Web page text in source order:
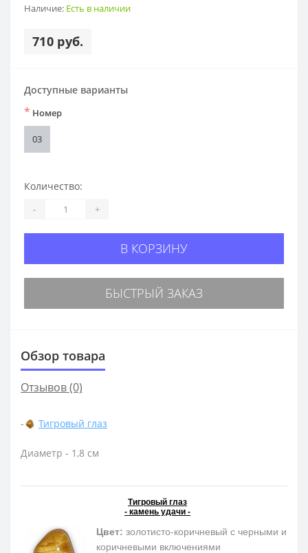
Наличие: Есть в наличии
710 руб.
Доступные варианты
* Номер
03
Количество:
- +
В КОРЗИНУ
БЫСТРЫЙ ЗАКАЗ
Обзор товара
Отзывов (0)
- Тигровый глаз
Диаметр - 1,8 см
Тигровый глаз
- камень удачи -
Цвет: золотисто-коричневый с черными и
коричневыми включениями